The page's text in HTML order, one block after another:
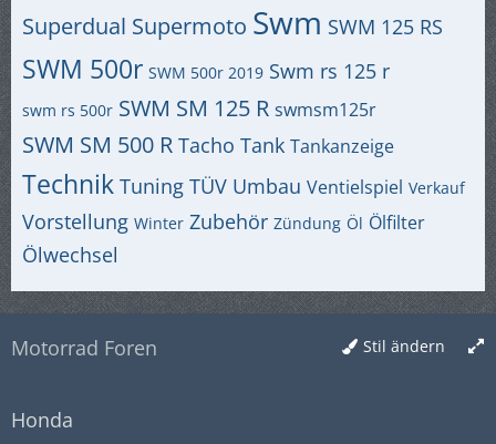
Superdual Supermoto Swm SWM 125 RS
SWM 500r SWM 500r 2019 Swm rs 125 r
swm rs 500r SWM SM 125 R swmsm125r
SWM SM 500 R Tacho Tank Tankanzeige
Technik Tuning TÜV Umbau Ventielspiel Verkauf
Vorstellung Winter Zubehör Zündung Öl Ölfilter
Ölwechsel
Stil ändern
Motorrad Foren
Honda